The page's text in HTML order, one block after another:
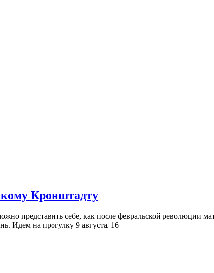
Кронштадту
представить себе, как после февральской революции
Идем на прогулку 9 августа. 16+